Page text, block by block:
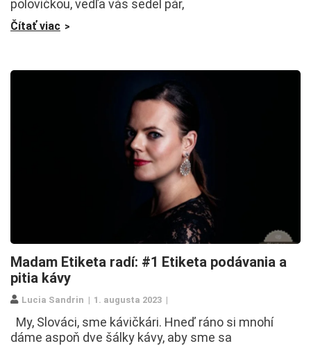
polovičkou, vedľa vás sedel pár,
Čítať viac
Madam Etiketa radí: #1 Etiketa podávania a
pitia kávy
Lucia Sandrin 1. augusta 2023
My, Slováci, sme kávičkári. Hneď ráno si mnohí
dáme aspoň dve šálky kávy, aby sme sa